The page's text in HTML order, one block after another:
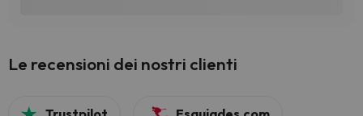
Le recensioni dei nostri clienti